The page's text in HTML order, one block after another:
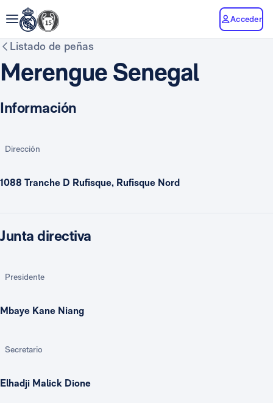
Acceder
Listado de peñas
Merengue Senegal
Información
Dirección
1088 Tranche D Rufisque, Rufisque Nord
Junta directiva
Presidente
Mbaye Kane Niang
Secretario
Elhadji Malick Dione